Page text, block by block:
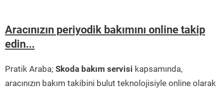
Aracınızın periyodik bakımını online takip
edin...
Pratik Araba; Skoda bakım servisi kapsamında,
aracınızın bakım takibini bulut teknolojisiyle online olarak